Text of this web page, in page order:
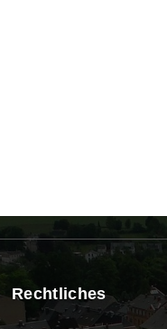
Rechtliches